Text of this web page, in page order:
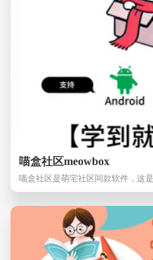
喵盒社区meowbox
喵盒社区是萌宅社区同款软件，这